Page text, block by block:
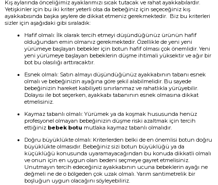
Kış aylarında önceliğimiz ayaklarımızı sıcak tutacak ve rahat ayakkabılardır.
Yetişkinler için bu iki kriter yeterli olsa da bebeğiniz için seçeceğiniz kış
ayakkabısında başka şeylere de dikkat etmeniz gerekmektedir. Biz bu kriterleri
sizler için aşağıdaki gibi sıraladık:
Hafif olmalı: İlk olarak tercih etmeyi düşündüğünüz ürünün hafif
olduğundan emin olmanız gerekmektedir. Özellikle de yeni yeni
yürümeye başlayan bebekler için botun hafif olması çok önemlidir. Yeni
yeni yürümeye başlayan bebeklerin düşme ihtimali yüksektir ve ağır bir
bot bu olasılığı arttıracaktır.
Esnek olmalı: Satın almayı düşündüğünüz ayakkabının tabanı esnek
olmalı ve bebeğinizin ayağına göre şekil alabilmelidir. Bu sayede
bebeğinizin hareket kabiliyeti sınırlanmaz ve rahatlıkla yürüyebilir.
Dolayısı ile bot seçerken, ayakkabı tabanının esnek olmasına dikkat
etmelisiniz.
Kaymaz tabanlı olmalı: Yürümek ya da koşmak hususunda henüz
profesyonel olmayan bebeğinizin düşme riski azaltmak için tercih
ettiğiniz bebek botu mutlaka kaymaz tabanlı olmalıdır.
Doğru büyüklükte olmalı: Kriterlerden belki de en önemlisi botun doğru
büyüklükte olmasıdır. Bebeğiniz sizi botun büyüklüğü ya da
küçüklüğü konusunda uyaramayacağından bu konuda dikkatli olmalı
ve onun için en uygun olan bedeni seçmeye gayret etmelisiniz.
Unutmayın tercih edeceğiniz ayakkabının ucuna bebeklerin ayağı ne
değmeli ne de o bölgeden çok uzak olmalı. Yarım santimetrelik bir
boşluğun uygun olacağını söyleyebiliriz.